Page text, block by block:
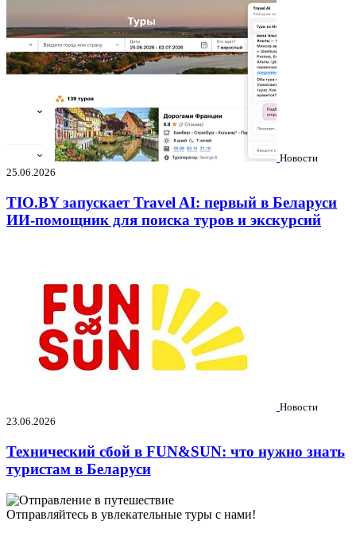
Новости
25.06.2026
TIO.BY запускает Travel AI: первый в Беларуси
ИИ-помощник для поиска туров и экскурсий
Новости
23.06.2026
Технический сбой в FUN&SUN: что нужно знать
туристам в Беларуси
Отправляйтесь в увлекательные туры с нами!